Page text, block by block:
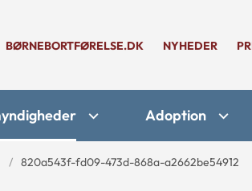
BØRNEBORTFØRELSE.DK NYHEDER
Adoption
820a543f-fd09-473d-868a-a2662be54912